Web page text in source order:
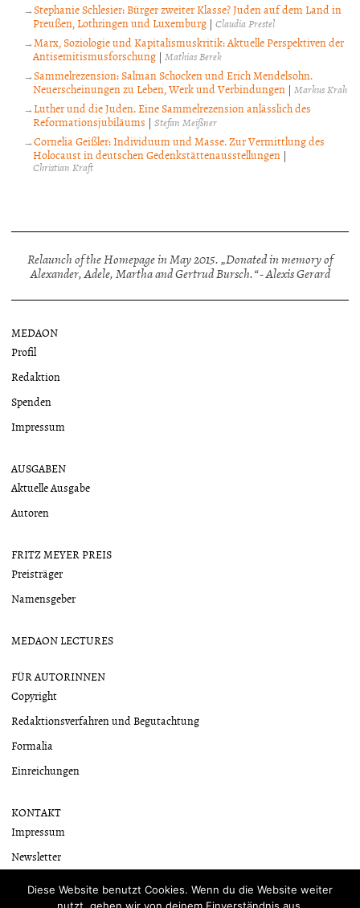
Stephanie Schlesier: Bürger zweiter Klasse? Juden auf dem Land in
Preußen, Lothringen und Luxemburg | Claudia Prestel
Marx, Soziologie und Kapitalismuskritik: Aktuelle Perspektiven der
Antisemitismusforschung | Mathias Berek
Sammelrezension: Salman Schocken und Erich Mendelsohn.
Neuerscheinungen zu Leben, Werk und Verbindungen | Markus Krah
Luther und die Juden. Eine Sammelrezension anlässlich des
Reformationsjubiläums | Stefan Meißner
Cornelia Geißler: Individuum und Masse. Zur Vermittlung des
Holocaust in deutschen Gedenkstättenausstellungen |
Christian Kraft
Relaunch of the Homepage in May 2015. „Donated in memory of
Alexander, Adele, Martha and Gertrud Bursch.“ - Alexis Gerard
MEDAON
Profil
Redaktion
Spenden
Impressum
AUSGABEN
Aktuelle Ausgabe
Autoren
FRITZ MEYER PREIS
Preisträger
Namensgeber
MEDAON LECTURES
FÜR AUTORINNEN
Copyright
Redaktionsverfahren und Begutachtung
Formalia
Einreichungen
KONTAKT
Impressum
Newsletter
Diese Website benutzt Cookies. Wenn du die Website weiter